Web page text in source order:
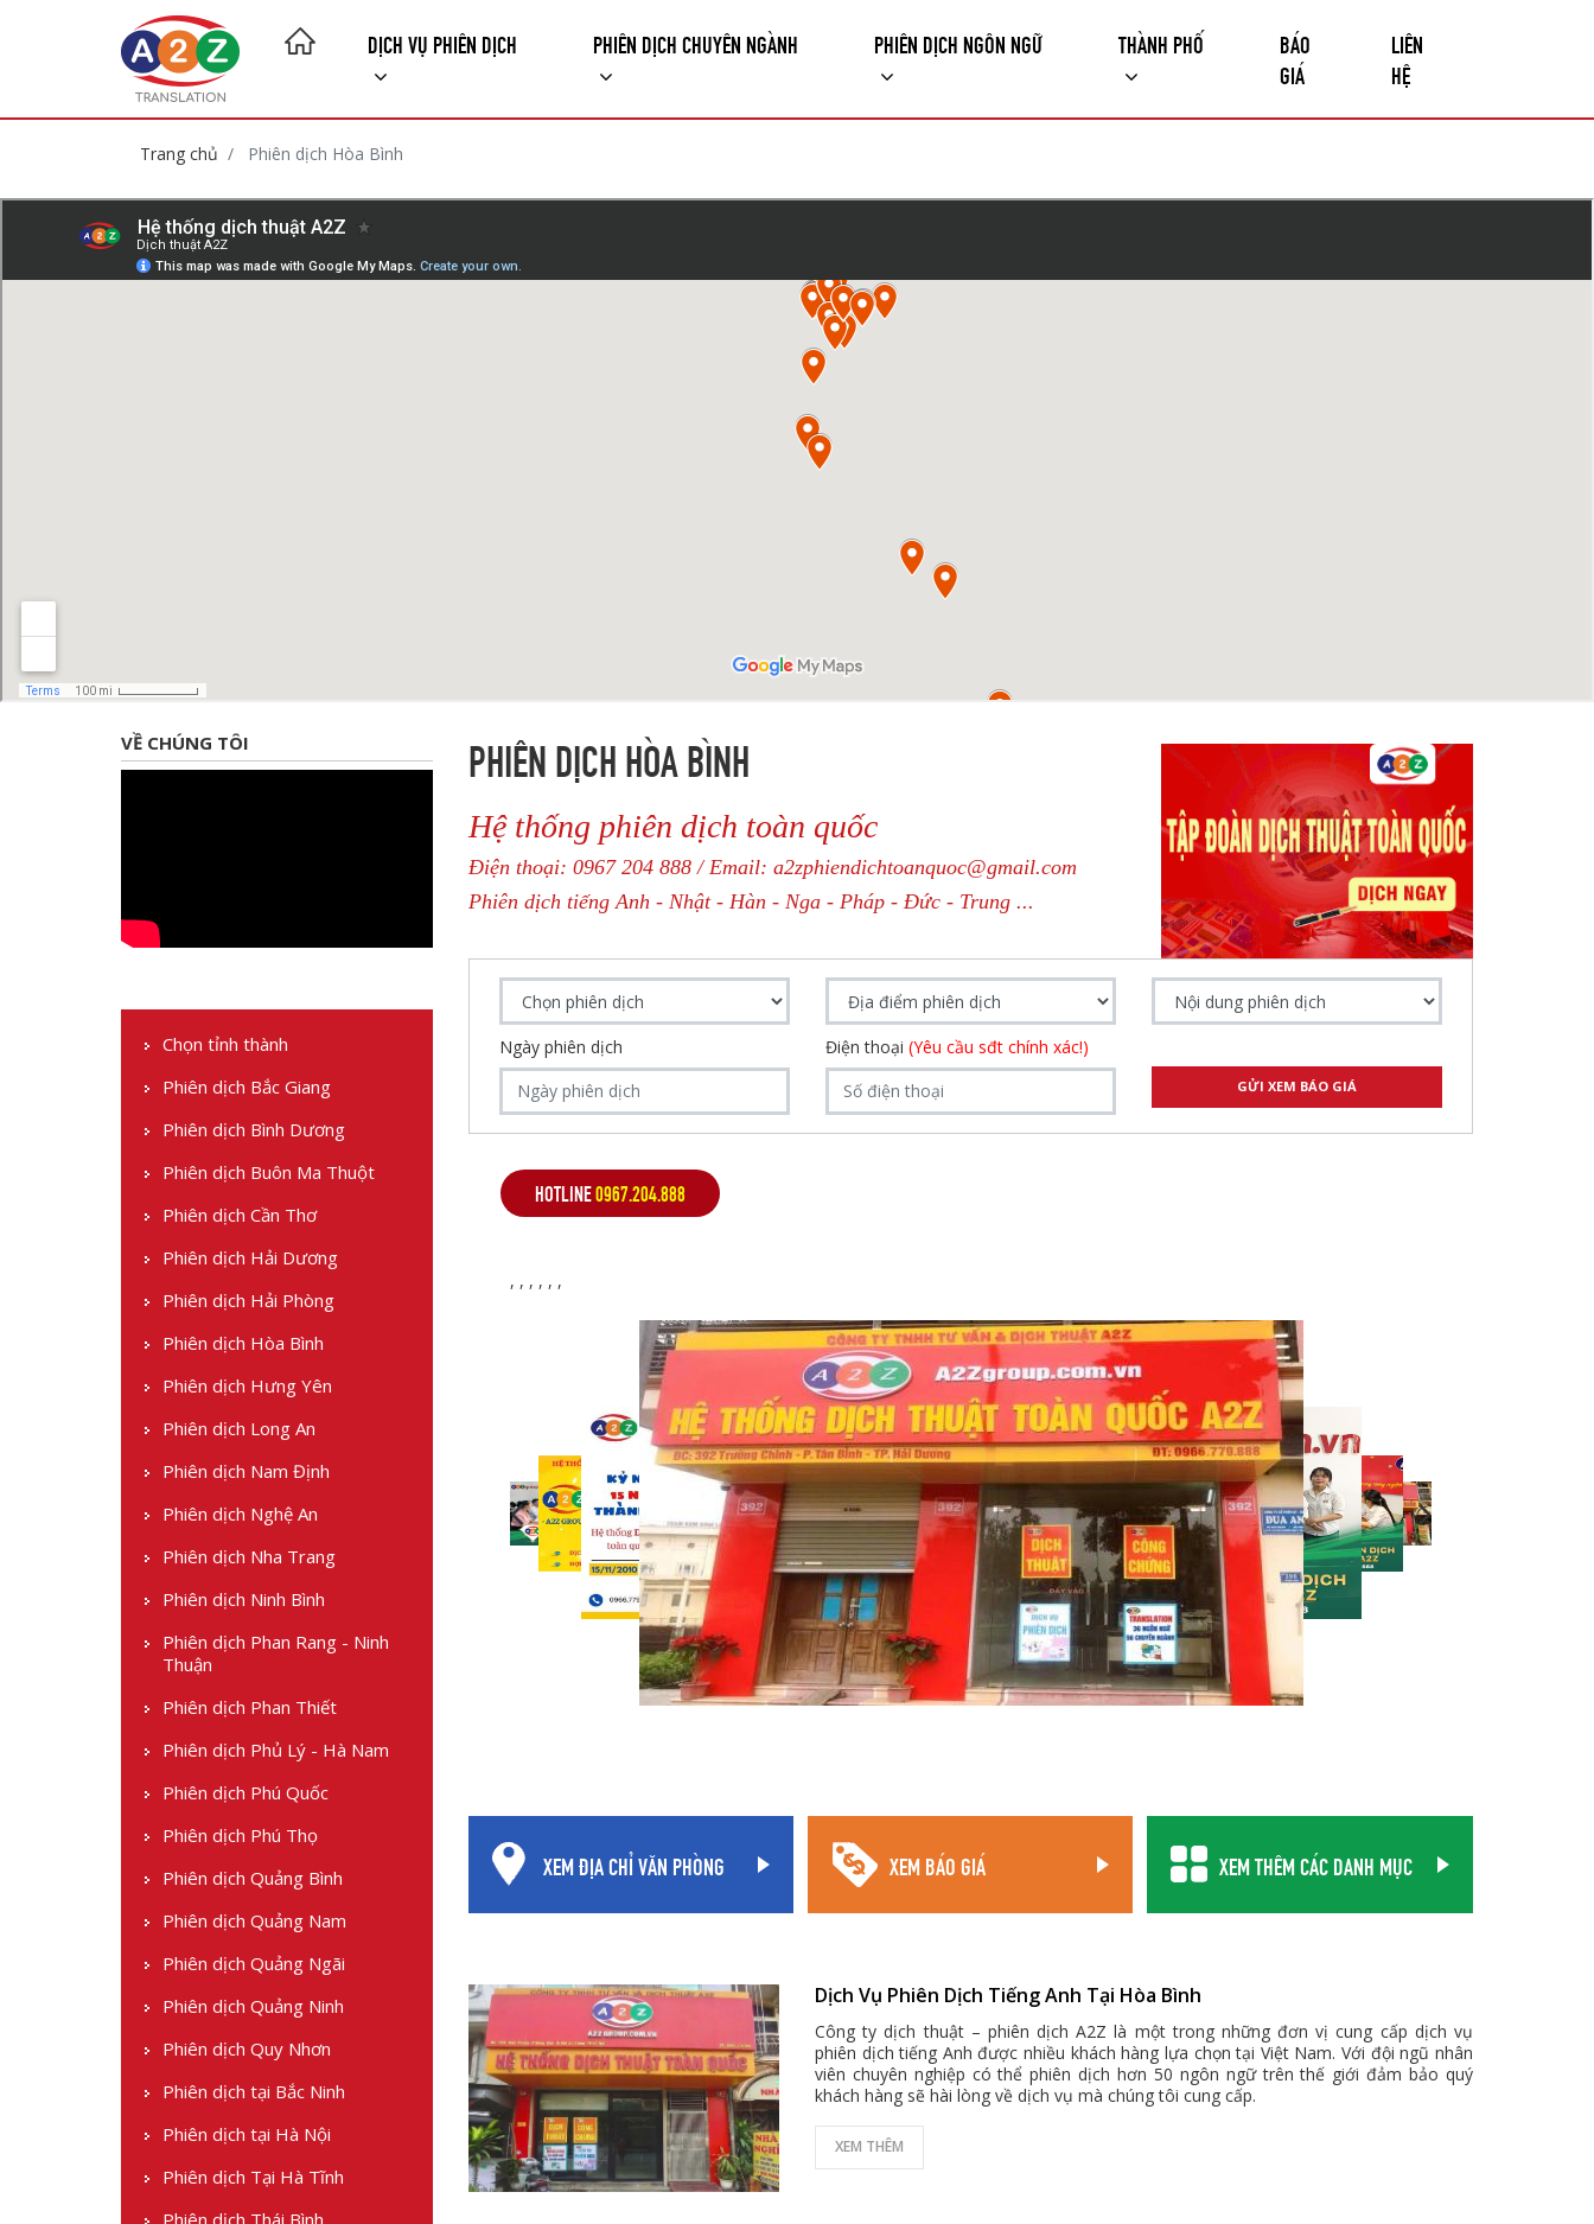
DỊCH VỤ PHIÊN DỊCH PHIÊN DỊCH CHUYÊN NGÀNH PHIÊN DỊCH NGÔN NGỮ THÀNH PHỐ
BÁO
GIÁ
LIÊN
HỆ
Trang chủ Phiên dịch Hòa Bình
VỀ CHÚNG TÔI
Chọn tỉnh thành
Phiên dịch Bắc Giang
Phiên dịch Bình Dương
Phiên dịch Buôn Ma Thuột
Phiên dịch Cần Thơ
Phiên dịch Hải Dương
Phiên dịch Hải Phòng
Phiên dịch Hòa Bình
Phiên dịch Hưng Yên
Phiên dịch Long An
Phiên dịch Nam Định
Phiên dịch Nghệ An
Phiên dịch Nha Trang
Phiên dịch Ninh Bình
Phiên dịch Phan Rang - Ninh
Thuận
Phiên dịch Phan Thiết
Phiên dịch Phủ Lý - Hà Nam
Phiên dịch Phú Quốc
Phiên dịch Phú Thọ
Phiên dịch Quảng Bình
Phiên dịch Quảng Nam
Phiên dịch Quảng Ngãi
Phiên dịch Quảng Ninh
Phiên dịch Quy Nhơn
Phiên dịch tại Bắc Ninh
Phiên dịch tại Hà Nội
Phiên dịch Tại Hà Tĩnh
Phiên dịch Thái Bình
PHIÊN DỊCH HÒA BÌNH
Hệ thống phiên dịch toàn quốc
Điện thoại: 0967 204 888 / Email: a2zphiendichtoanquoc@gmail.com
Phiên dịch tiếng Anh - Nhật - Hàn - Nga - Pháp - Đức - Trung ...
Ngày phiên dịch Điện thoại (Yêu cầu sđt chính xác!)
HOTLINE0967.204.888
, , , , , ,
XEM ĐỊA CHỈ VĂN PHÒNG XEM BÁO GIÁ XEM THÊM CÁC DANH MỤC
Dịch Vụ Phiên Dịch Tiếng Anh Tại Hòa Bình
Công ty dịch thuật – phiên dịch A2Z là một trong những đơn vị cung cấp dịch vụ
phiên dịch tiếng Anh được nhiều khách hàng lựa chọn tại Việt Nam. Với đội ngũ nhân
viên chuyên nghiệp có thể phiên dịch hơn 50 ngôn ngữ trên thế giới đảm bảo quý
khách hàng sẽ hài lòng về dịch vụ mà chúng tôi cung cấp.
XEM THÊM